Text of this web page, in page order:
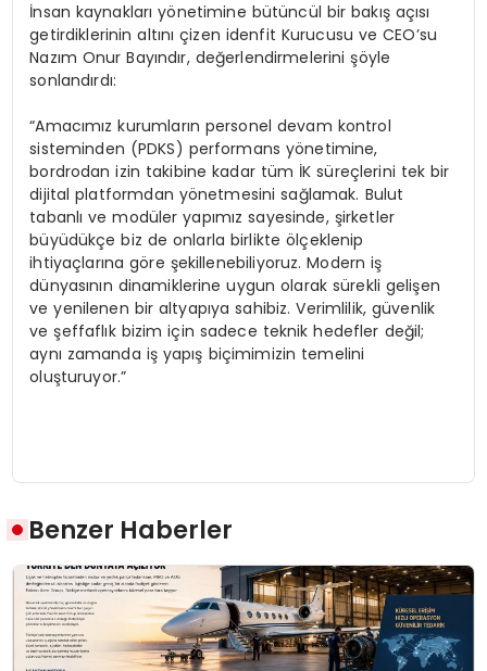
İnsan kaynakları yönetimine bütüncül bir bakış açısı
getirdiklerinin altını çizen idenfit Kurucusu ve CEO’su
Nazım Onur Bayındır, değerlendirmelerini şöyle
sonlandırdı:
“Amacımız kurumların personel devam kontrol
sisteminden (PDKS) performans yönetimine,
bordrodan izin takibine kadar tüm İK süreçlerini tek bir
dijital platformdan yönetmesini sağlamak. Bulut
tabanlı ve modüler yapımız sayesinde, şirketler
büyüdükçe biz de onlarla birlikte ölçeklenip
ihtiyaçlarına göre şekillenebiliyoruz. Modern iş
dünyasının dinamiklerine uygun olarak sürekli gelişen
ve yenilenen bir altyapıya sahibiz. Verimlilik, güvenlik
ve şeffaflık bizim için sadece teknik hedefler değil;
aynı zamanda iş yapış biçimimizin temelini
oluşturuyor.”
Benzer Haberler